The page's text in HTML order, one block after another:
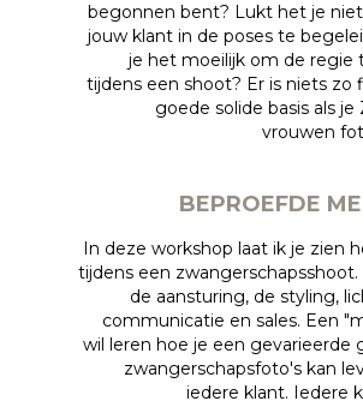
begonnen bent? Lukt het je
jouw klant in de poses te
je het moeilijk om de regie
tijdens een shoot? Er is niets zo
goede solide basis als je
vrouwen
BEPROEFDE
In deze workshop laat ik je zien
tijdens een zwangerschapsshoot.
de aansturing, de styling,
communicatie en sales. Een
wil leren hoe je een gevarieerde
zwangerschapsfoto's kan
iedere klant. Iedere